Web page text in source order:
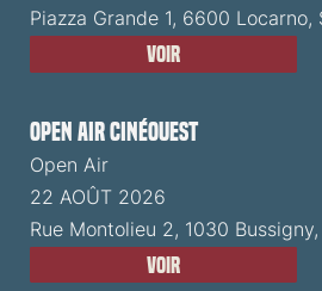
Piazza Grande 1, 6600 Locarno,
Voir
Open Air CinéOuest
Open Air
22 AOÛT 2026
Rue Montolieu 2, 1030
Voir